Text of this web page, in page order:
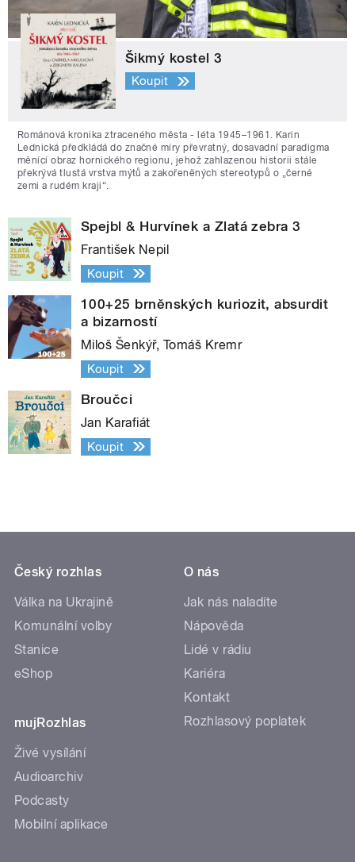
Šikmý kostel 3
Koupit
Románová kronika ztraceného města - léta 1945–1961. Karin
Lednická předkládá do značné míry převratný, dosavadní paradigma
měnící obraz hornického regionu, jehož zahlazenou historii stále
překrývá tlustá vrstva mýtů a zakořeněných stereotypů o „černé
zemi a rudém kraji“.
Spejbl & Hurvínek a Zlatá zebra 3
František Nepil
Koupit
100+25 brněnských kuriozit, absurdit
a bizarností
Miloš Šenkýř, Tomáš Kremr
Koupit
Broučci
Jan Karafiát
Koupit
Český rozhlas
Válka na Ukrajině
Komunální volby
Stanice
eShop
mujRozhlas
Živé vysílání
Audioarchiv
Podcasty
Mobilní aplikace
O nás
Jak nás naladíte
Nápověda
Lidé v rádiu
Kariéra
Kontakt
Rozhlasový poplatek